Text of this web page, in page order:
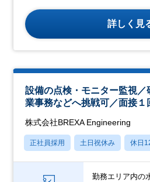
詳しく見
設備の点検・モニター監視
業事務などへ挑戦可／面接１
株式会社BREXA Engineering
正社員採用 土日祝休み 休日
勤務エリア内の